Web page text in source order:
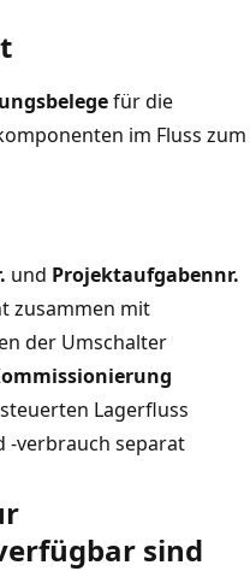
für die
im Fluss zum
und Projektaufgabennr.
zusammen mit
der Umschalter
Lagerfluss
-verbrauch separat
sind